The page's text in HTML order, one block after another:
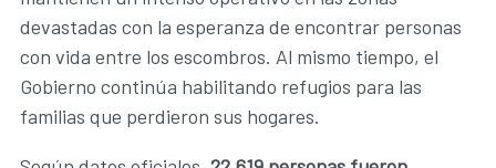
devastadas con la esperanza de encontrar personas
con vida entre los escombros. Al mismo tiempo, el
Gobierno continúa habilitando refugios para las
familias que perdieron sus hogares.